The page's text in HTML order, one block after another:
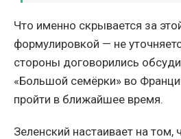
Что именно скрывается за
формулировкой — не
стороны договорились
«Большой семёрки» во
пройти в ближайшее время.
Зеленский настаивает на том,